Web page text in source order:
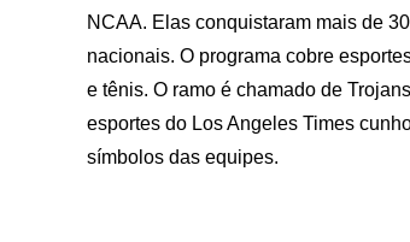
NCAA. Elas conquistaram mais de
nacionais. O programa cobre
e tênis. O ramo é chamado de
esportes do Los Angeles Times
símbolos das equipes.